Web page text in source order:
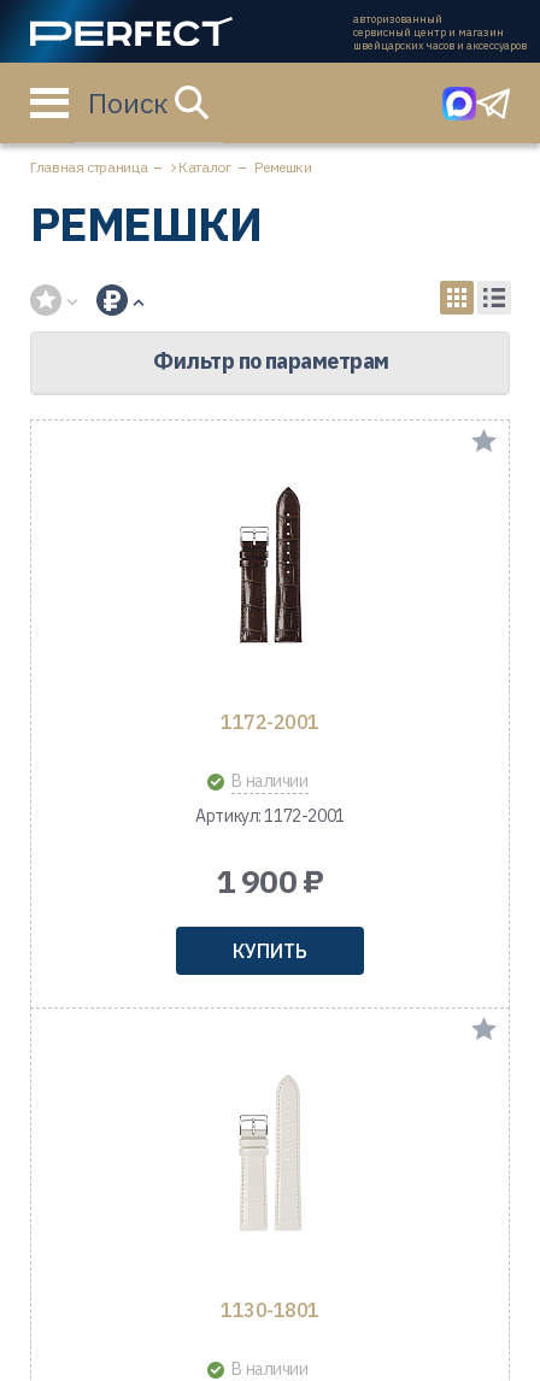
авторизованный
сервисный центр и магазин
швейцарских часов и аксессуаров
Поиск
Главная страница Каталог Ремешки
РЕМЕШКИ
Фильтр по параметрам
1172-2001
В наличии
Артикул: 1172-2001
1 900 ₽
КУПИТЬ
1130-1801
В наличии